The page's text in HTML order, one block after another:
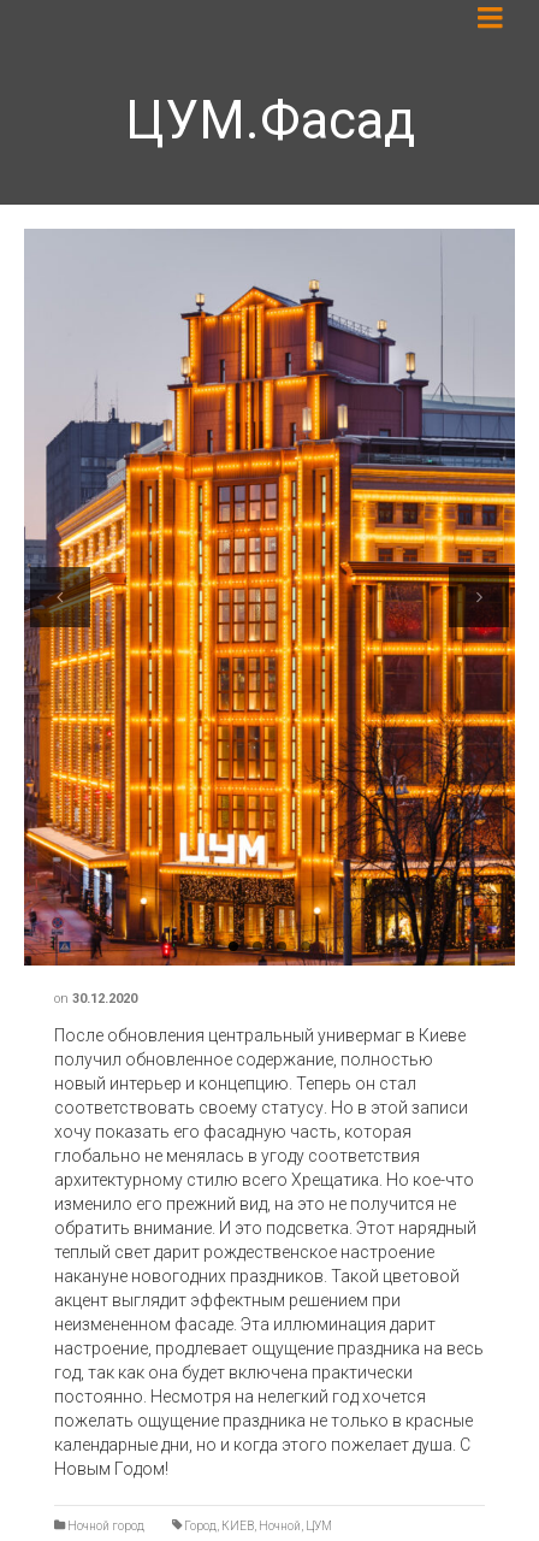
ЦУМ.Фасад
Previous Next
on 30.12.2020
После обновления центральный универмаг в Киеве
получил обновленное содержание, полностью
новый интерьер и концепцию. Теперь он стал
соответствовать своему статусу. Но в этой записи
хочу показать его фасадную часть, которая
глобально не менялась в угоду соответствия
архитектурному стилю всего Хрещатика. Но кое-что
изменило его прежний вид, на это не получится не
обратить внимание. И это подсветка. Этот нарядный
теплый свет дарит рождественское настроение
накануне новогодних праздников. Такой цветовой
акцент выглядит эффектным решением при
неизмененном фасаде. Эта иллюминация дарит
настроение, продлевает ощущение праздника на весь
год, так как она будет включена практически
постоянно. Несмотря на нелегкий год хочется
пожелать ощущение праздника не только в красные
календарные дни, но и когда этого пожелает душа. С
Новым Годом!
Ночной город Город КИЕВ Ночной ЦУМ